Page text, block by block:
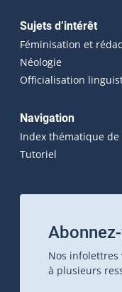
Sujets d’intérêt
Féminisation et
Néologie
Officialisation
Navigation
Index thématique de
Tutoriel
Nos infolettres
à plusieurs